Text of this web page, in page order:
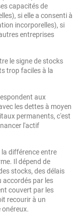
capacités de
si elle a consenti à
incorporelles), si
entreprises
le signe de stocks
trop faciles à la
aux
les dettes à moyen
permanents, c'est
l'actif
différence entre
Il dépend de
stocks, des délais
accordés par les
couvert par les
recourir à un